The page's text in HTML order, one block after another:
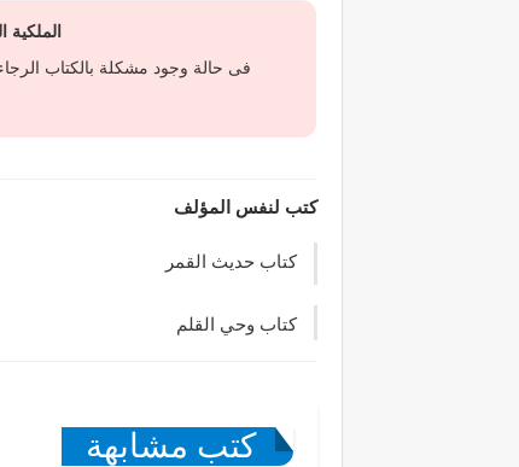
فى حالة وجود مشكلة بالكتاب
كتب لنفس المؤلف
كتاب حديث القمر
كتاب وحي القلم
كتب مشابهة